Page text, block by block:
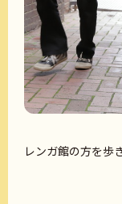
レンガ館の方を歩